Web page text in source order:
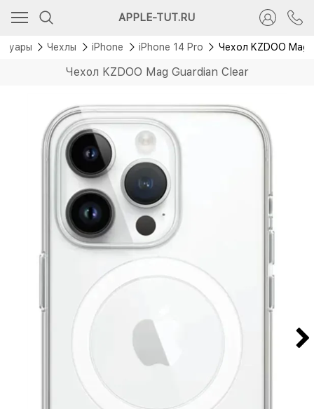
APPLE-TUT.RU
Чехлы iPhone iPhone 14 Pro Чехол KZDOO Mag
Чехол KZDOO Mag Guardian Clear